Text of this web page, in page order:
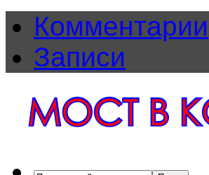
Комментарии
Записи